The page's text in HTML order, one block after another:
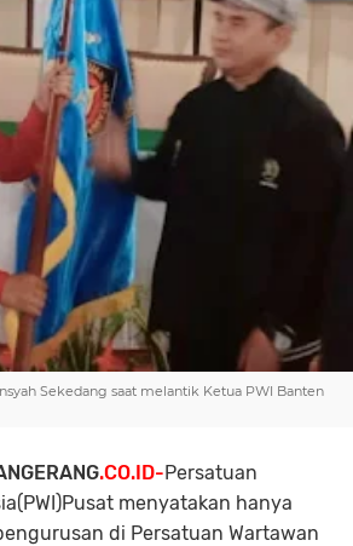
Sekedang saat melantik Ketua PWI Banten
.CO.ID-Persatuan
menyatakan hanya
di Persatuan Wartawan